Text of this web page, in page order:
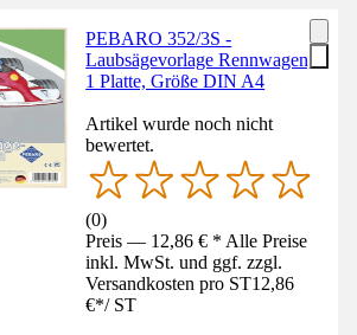
PEBARO 352/3S -
Laubsägevorlage Rennwagen,
1 Platte, Größe DIN A4
Artikel wurde noch nicht
bewertet.
(0)
Preis — 12,86 € * Alle Preise
inkl. MwSt. und ggf. zzgl.
Versandkosten pro ST12,86
€*/ ST